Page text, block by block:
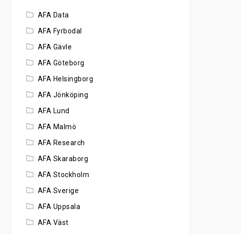
AFA Data
AFA Fyrbodal
AFA Gävle
AFA Göteborg
AFA Helsingborg
AFA Jönköping
AFA Lund
AFA Malmö
AFA Research
AFA Skaraborg
AFA Stockholm
AFA Sverige
AFA Uppsala
AFA Väst